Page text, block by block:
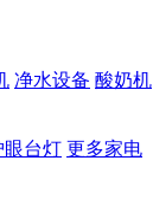
净水设备 酸奶机
眼台灯 更多家电